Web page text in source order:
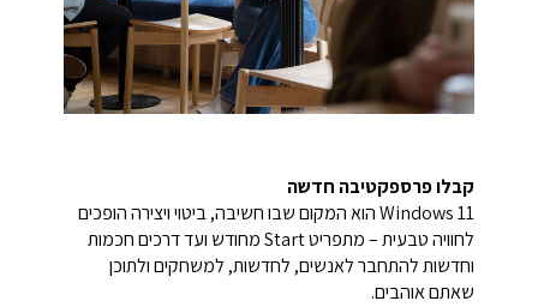
קבלו פרספקטיבה חדשה
Windows 11 הוא המקום שבו חשיבה, ביטוי ויצירה הופכים
לחוויה טבעית – מתפריט Start מחודש ועד דרכים חכמות
וחדשות להתחבר לאנשים, לחדשות, למשחקים ולתוכן
שאתם אוהבים.